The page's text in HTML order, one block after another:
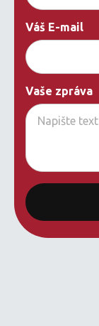
Váš E-mail
Vaše zpráva